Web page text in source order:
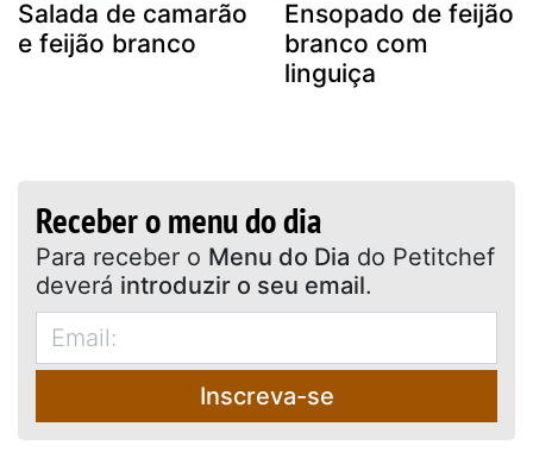
Salada de camarão
e feijão branco
Ensopado de feijão
branco com
linguiça
Receber o menu do dia
Para receber o Menu do Dia do Petitchef
deverá introduzir o seu email.
Inscreva-se